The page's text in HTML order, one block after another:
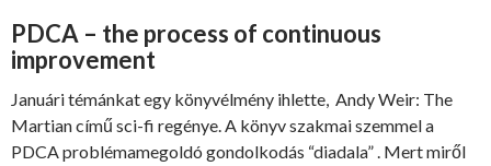
PDCA – the process of continuous
improvement
Januári témánkat egy könyvélmény ihlette, Andy Weir: The
Martian című sci-fi regénye. A könyv szakmai szemmel a
PDCA problémamegoldó gondolkodás “diadala” . Mert miről